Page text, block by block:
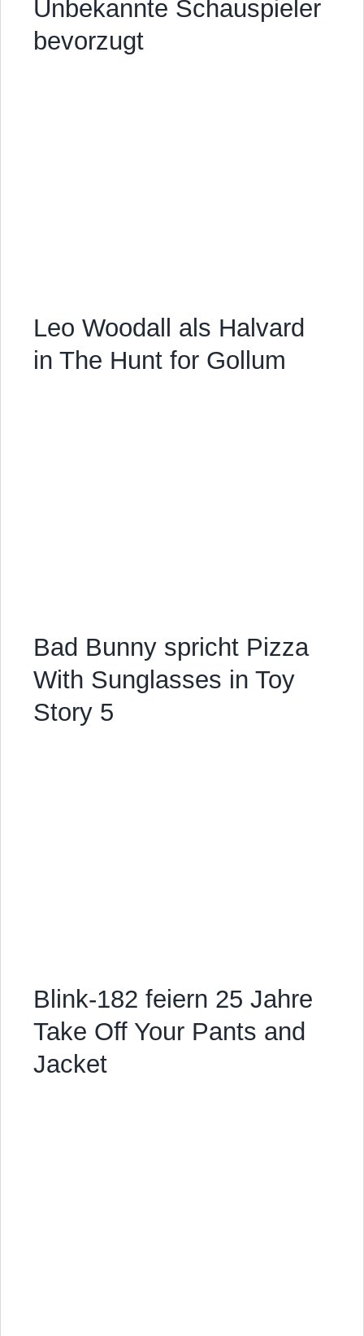
Unbekannte Schauspieler
bevorzugt
Leo Woodall als Halvard
in The Hunt for Gollum
Bad Bunny spricht Pizza
With Sunglasses in Toy
Story 5
Blink-182 feiern 25 Jahre
Take Off Your Pants and
Jacket